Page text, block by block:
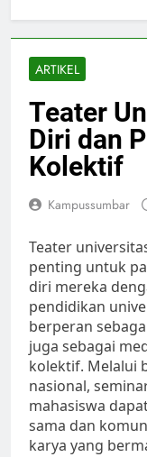
ARTIKEL
Teater
Diri dan
Kolektif
Kampussumbar
Teater
penting untuk
diri mereka
pendidikan
berperan
juga sebagai
kolektif. Melalui
nasional,
mahasiswa
sama dan
karya yang